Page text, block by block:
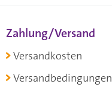
Zahlung/Versand
Versandkosten
Versandbedingungen